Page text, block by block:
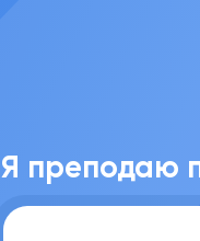
Я преподаю